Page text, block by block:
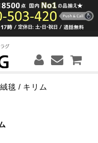
毯 / キリム